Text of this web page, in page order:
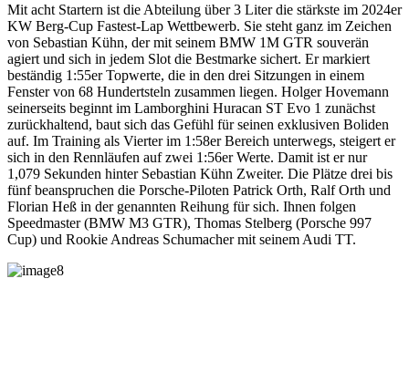
Mit acht Startern ist die Abteilung über 3 Liter die stärkste im 2024er
KW Berg-Cup Fastest-Lap Wettbewerb. Sie steht ganz im Zeichen
von Sebastian Kühn, der mit seinem BMW 1M GTR souverän
agiert und sich in jedem Slot die Bestmarke sichert. Er markiert
beständig 1:55er Topwerte, die in den drei Sitzungen in einem
Fenster von 68 Hundertsteln zusammen liegen. Holger Hovemann
seinerseits beginnt im Lamborghini Huracan ST Evo 1 zunächst
zurückhaltend, baut sich das Gefühl für seinen exklusiven Boliden
auf. Im Training als Vierter im 1:58er Bereich unterwegs, steigert er
sich in den Rennläufen auf zwei 1:56er Werte. Damit ist er nur
1,079 Sekunden hinter Sebastian Kühn Zweiter. Die Plätze drei bis
fünf beanspruchen die Porsche-Piloten Patrick Orth, Ralf Orth und
Florian Heß in der genannten Reihung für sich. Ihnen folgen
Speedmaster (BMW M3 GTR), Thomas Stelberg (Porsche 997
Cup) und Rookie Andreas Schumacher mit seinem Audi TT.